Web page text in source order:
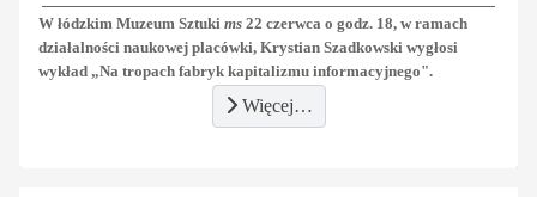
W łódzkim Muzeum Sztuki ms 22 czerwca o godz. 18, w ramach
działalności naukowej placówki, Krystian Szadkowski wygłosi
wykład „Na tropach fabryk kapitalizmu informacyjnego".
Więcej…